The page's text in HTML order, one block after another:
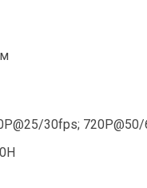
30fps;